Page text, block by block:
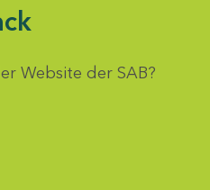
Website der SAB?
auswählen